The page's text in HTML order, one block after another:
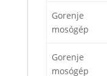
Gorenje
mosógép
Gorenje
mosógép